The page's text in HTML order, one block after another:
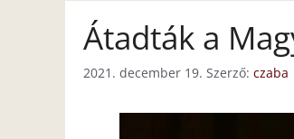
Átadták a
2021. december 19. Szerző: czaba